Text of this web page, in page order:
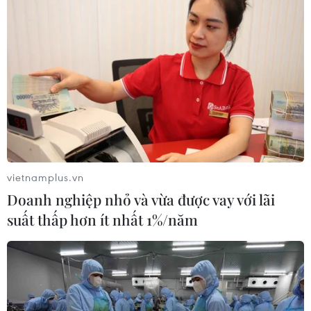
vietnamplus.vn
Doanh nghiệp nhỏ và vừa được vay với lãi
suất thấp hơn ít nhất 1%/năm